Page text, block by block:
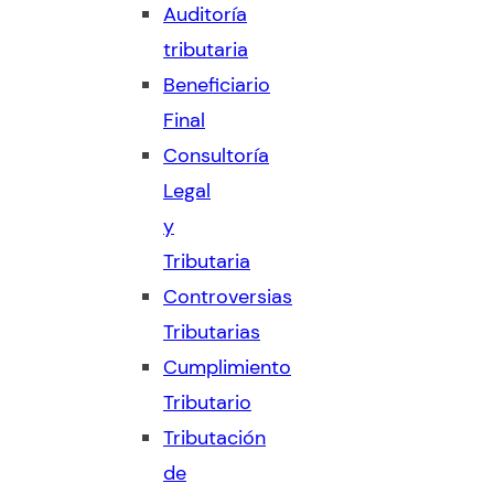
Auditoría
tributaria
Beneficiario
Final
Consultoría
Legal
y
Tributaria
Controversias
Tributarias
Cumplimiento
Tributario
Tributación
de